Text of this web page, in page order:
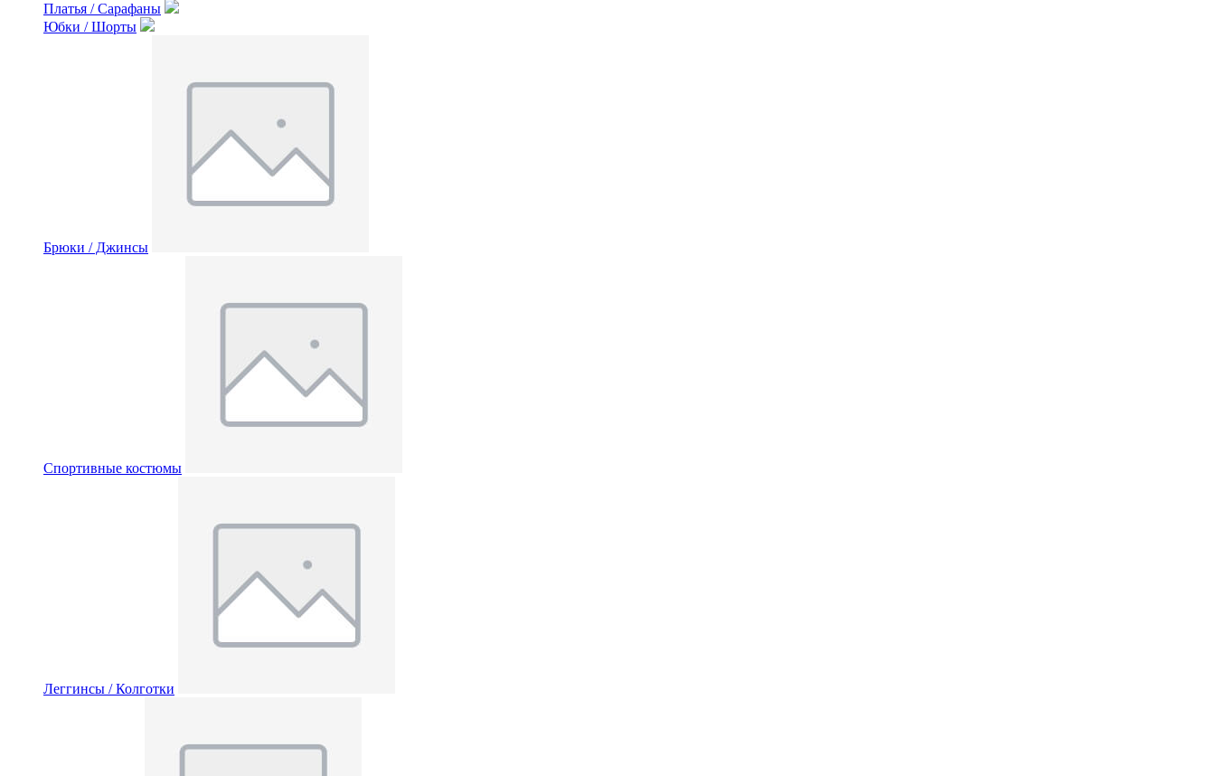
Платья / Сарафаны
Юбки / Шорты
Брюки / Джинсы
Спортивные костюмы
Леггинсы / Колготки